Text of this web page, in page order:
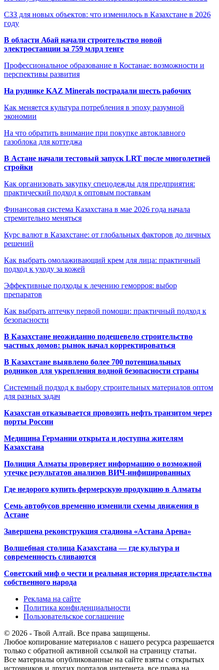
СЗЗ для новых объектов: что изменилось в Казахстане в 2026
году
В области Абай начали строительство новой
электростанции за 759 млрд тенге
Профессиональное образование в Костанае: возможности и
перспективы развития
На руднике KAZ Minerals пострадали шесть рабочих
Как меняется культура потребления в эпоху разумной
экономии
На что обратить внимание при покупке автоклавного
газоблока для коттеджа
В Астане начали тестовый запуск LRT после многолетней
стройки
Как организовать закупку спецодежды для предприятия:
практический подход к оптовым поставкам
Финансовая система Казахстана в мае 2026 года начала
стремительно меняться
Курс валют в Казахстане: от глобальных факторов до личных
решений
Как выбрать омолаживающий крем для лица: практичный
подход к уходу за кожей
Эффективные подходы к лечению геморроя: выбор
препаратов
Как выбрать аптечку первой помощи: практичный подход к
безопасности
В Казахстане неожиданно подешевело строительство
частных домов: рынок начал корректироваться
В Казахстане выявлено более 700 потенциальных
родников для укрепления водной безопасности страны
Системный подход к выбору строительных материалов оптом
для разных задач
Казахстан отказывается провозить нефть транзитом через
порты России
Медицина Германии открыта и доступна жителям
Казахстана
Полиция Алматы проверяет информацию о возможной
утечке результатов анализов ВИЧ-инфицированных
Где недорого купить фермерскую продукцию в Алматы
Семь автобусов временно изменили схемы движения в
Астане
Завершена реконструкция стадиона «Астана Арена»
Волшебная столица Казахстана — где культура и
современность сливаются
Советский миф о чести и реальная история предательства
собственного народа
Реклама на сайте
Политика конфиденциальности
Пользовательское соглашение
© 2026 - Твой Алтай. Все права защищены.
Любое копирование материалов с нашего ресурса разрешается
только с обратной активной ссылкой на страницу статьи.
Все материалы опубликованные на сайте взяты с открытых
источников и других порталов интернета, все права на